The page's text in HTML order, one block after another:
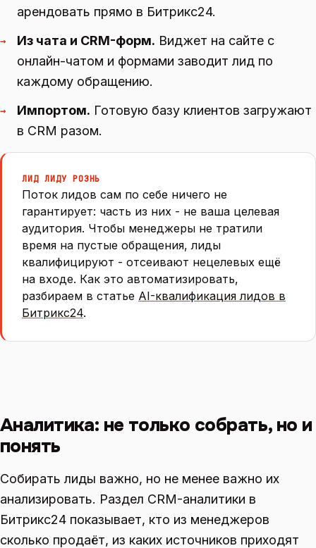
арендовать прямо в Битрикс24.
→ Из чата и CRM-форм. Виджет на сайте с
онлайн-чатом и формами заводит лид по
каждому обращению.
→ Импортом. Готовую базу клиентов загружают
в CRM разом.
ЛИД ЛИДУ РОЗНЬ
Поток лидов сам по себе ничего не
гарантирует: часть из них - не ваша целевая
аудитория. Чтобы менеджеры не тратили
время на пустые обращения, лиды
квалифицируют - отсеивают нецелевых ещё
на входе. Как это автоматизировать,
разбираем в статье AI-квалификация лидов в
Битрикс24.
Аналитика: не только собрать, но и
понять
Собирать лиды важно, но не менее важно их
анализировать. Раздел CRM-аналитики в
Битрикс24 показывает, кто из менеджеров
сколько продаёт, из каких источников приходят